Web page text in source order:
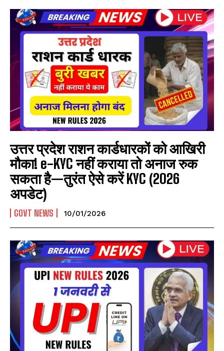
उत्तर प्रदेश राशन कार्डधारकों को आखिरी
मौका! e-KYC नहीं कराया तो अनाज रुक
सकता है—तुरंत ऐसे करें KYC (2026
अपडेट)
GOVT NEWS 10/01/2026